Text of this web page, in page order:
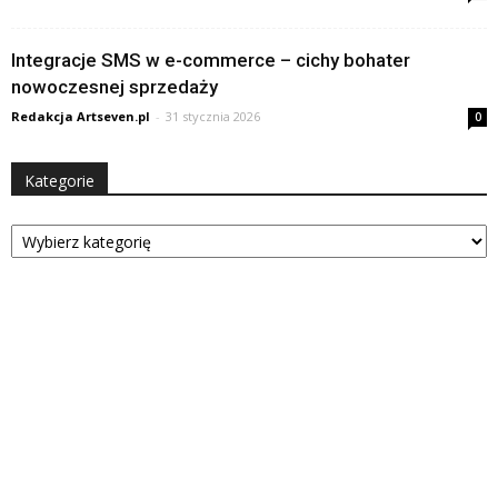
Integracje SMS w e-commerce – cichy bohater
nowoczesnej sprzedaży
Redakcja Artseven.pl - 31 stycznia 2026 0
Kategorie
Kategorie